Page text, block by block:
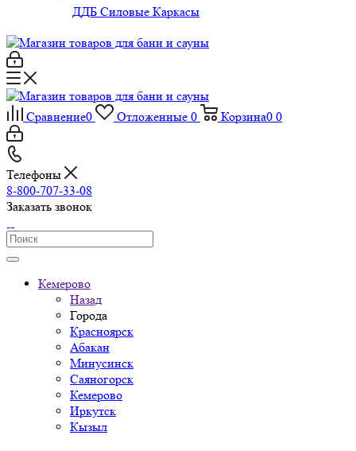
ДДБ Силовые Каркасы
Сравнение0 Отложенные 0 Корзина0 0
Телефоны
8-800-707-33-08
Заказать звонок
Кемерово
Назад
Города
Красноярск
Абакан
Минусинск
Саяногорск
Кемерово
Иркутск
Кызыл